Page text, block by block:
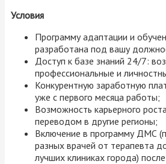
Условия
Программу адаптации и
разработана под вашу
Доступ к базе знаний 24/7:
профессиональные и
Конкурентную заработную
уже с первого месяца работы;
Возможность карьерного
переводом в другие регионы;
Включение в программу ДМС
разных врачей от терапевта
лучших клиниках города)